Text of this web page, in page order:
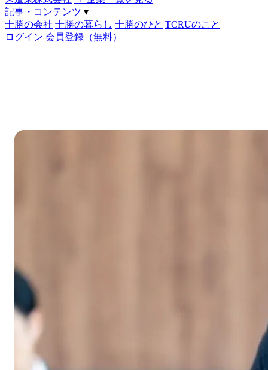
記事・コンテンツ ▾
十勝の会社 十勝の暮らし 十勝のひと TCRUのこと
ログイン 会員登録（無料）